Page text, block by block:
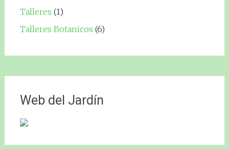
Talleres (1)
Talleres Botanicos (6)
Web del Jardín